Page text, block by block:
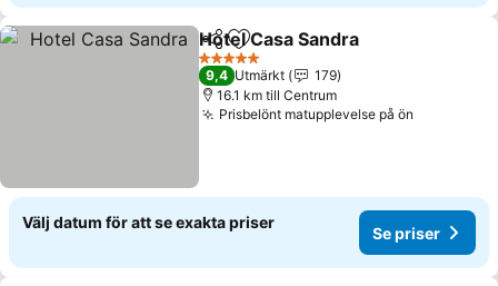
Dela Lägg till i Mina Favoriter
Hotel Casa Sandra
5 Stjärnor
9,4 Utmärkt
179
16.1 km till Centrum
Prisbelönt matupplevelse på ön
Välj datum för att se exakta priser
Se priser